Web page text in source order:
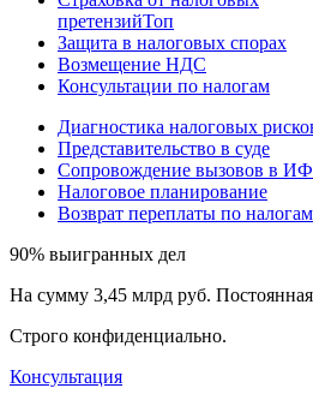
претензийТоп
Защита в налоговых спорах
Возмещение НДС
Консультации по налогам
Диагностика налоговых
Представительство в суде
Сопровождение вызовов в
Налоговое планирование
Возврат переплаты по налогам
90% выигранных дел
На сумму 3,45 млрд руб.
Строго конфиденциально.
Консультация